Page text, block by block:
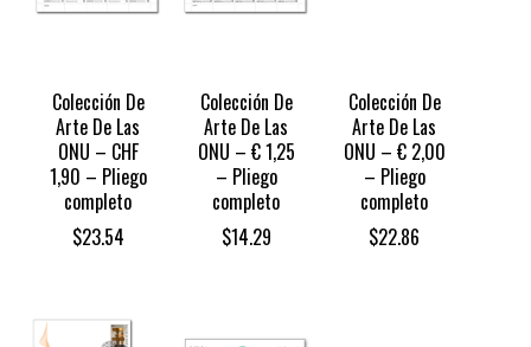
Colección De
Arte De Las
ONU – CHF
1,90 – Pliego
completo
$23.54
Colección De
Arte De Las
ONU – € 1,25
– Pliego
completo
$14.29
Colección De
Arte De Las
ONU – € 2,00
– Pliego
completo
$22.86